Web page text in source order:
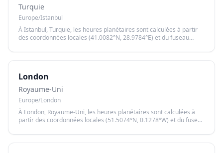
Turquie
Europe/Istanbul
À Istanbul, Turquie, les heures planétaires sont calculées à partir
des coordonnées locales (41.0082°N, 28.9784°E) et du fuseau
lever et le coucher du soleil.
London
Royaume-Uni
Europe/London
À London, Royaume-Uni, les heures planétaires sont calculées à
partir des coordonnées locales (51.5074°N, 0.1278°W) et du fuseau
lever et le coucher du soleil.